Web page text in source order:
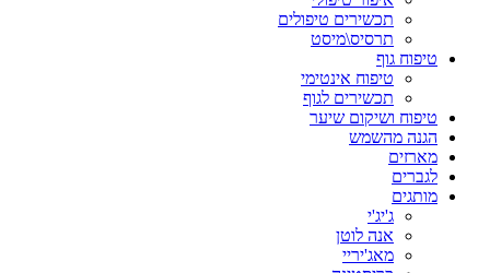
תכשירים טיפולים
תרסיס\מיסט
טיפוח גוף
טיפוח אינטימי
תכשירים לגוף
טיפוח ושיקום שיער
הגנה מהשמש
מארזים
לגברים
מותגים
ג'יג'י
אנה לוטן
מאג'יריי